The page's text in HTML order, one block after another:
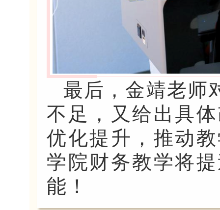
最后，金靖老师
不足，又给出具
优化提升，推动
学院财务教学将
能！